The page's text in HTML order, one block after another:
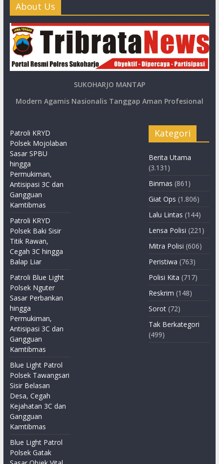
About Us
SUKOHARJO MANTAP
Modern Agamis Nasionalis Tanggap Aman Profesional
Patroli KRYD
Polsek Mojolaban
Sasar SPBU
hingga
Permukiman,
Antisipasi 3C dan
Gangguan
Kamtibmas
Patroli KRYD
Polsek Baki Sisir
Titik Rawan,
Cegah 3C hingga
Balap Liar
Patroli Blue Light
Polsek Nguter
Sasar Perbankan
hingga
Permukiman,
Antisipasi 3C dan
Gangguan
Kamtibmas
Blue Light Patrol
Polsek Tawangsari
Sisir Belasan
Desa, Cegah
Kejahatan 3C dan
Gangguan
Kamtibmas
Blue Light Patrol
Polsek Gatak
Kategori
Berita Utama
(3.131)
Binmas (861)
Giat Ops (1.806)
Lalu Lintas (144)
Lensa Polisi (221)
Mitra Polisi (606)
Peristiwa (763)
Polisi Kita (717)
Reskrim (148)
Sorot (72)
Tak Berkategori
(499)